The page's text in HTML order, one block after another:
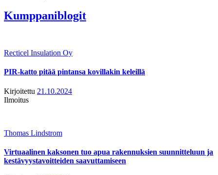
Kumppaniblogit
Recticel Insulation Oy
PIR-katto pitää pintansa kovillakin keleillä
Kirjoitettu 21.10.2024
Ilmoitus
Thomas Lindstrom
Virtuaalinen kaksonen tuo apua rakennuksien suunnitteluun ja
kestävyystavoitteiden saavuttamiseen